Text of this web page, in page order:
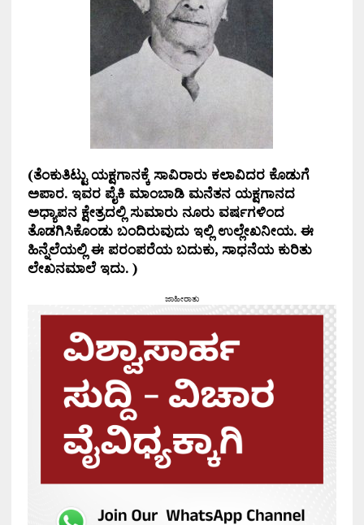
(ತೆಂಕುತಿಟ್ಟು ಯಕ್ಷಗಾನಕ್ಕೆ ಸಾವಿರಾರು ಕಲಾವಿದರ ಕೊಡುಗೆ
ಅಪಾರ. ಇವರ ಪೈಕಿ ಮಾಂಬಾಡಿ ಮನೆತನ ಯಕ್ಷಗಾನದ
ಅಧ್ಯಾಪನ ಕ್ಷೇತ್ರದಲ್ಲಿ ಸುಮಾರು ನೂರು ವರ್ಷಗಳಿಂದ
ತೊಡಗಿಸಿಕೊಂಡು ಬಂದಿರುವುದು ಇಲ್ಲಿ ಉಲ್ಲೇಖನೀಯ. ಈ
ಹಿನ್ನೆಲೆಯಲ್ಲಿ ಈ ಪರಂಪರೆಯ ಬದುಕು, ಸಾಧನೆಯ ಕುರಿತು
ಲೇಖನಮಾಲೆ ಇದು. )
ಜಾಹೀರಾತು